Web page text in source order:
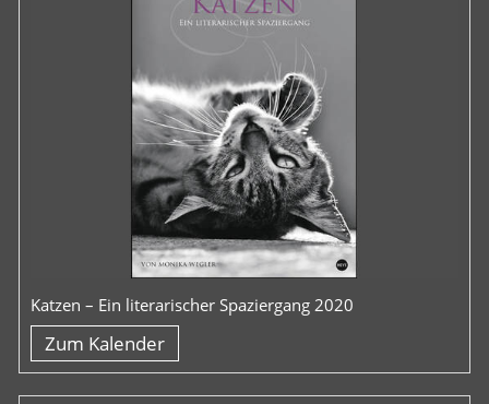
Katzen – Ein literarischer Spaziergang 2020
Zum Kalender